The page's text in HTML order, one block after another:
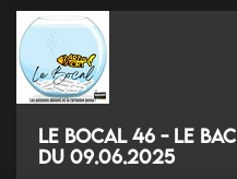
Le Bocal 46 - Le
du 09.06.2025